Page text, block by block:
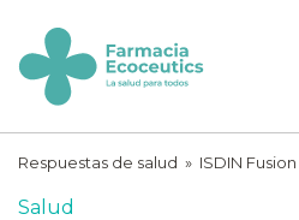
content
ecoceutics
Respuestas de salud » ISDIN
Salud